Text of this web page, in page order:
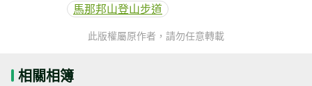
馬那邦山登山步道
此版權屬原作者，請勿任意轉載
相關相簿